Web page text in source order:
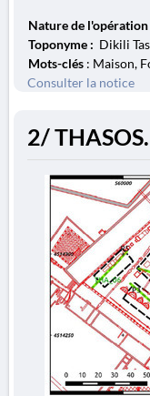
Nature de l'opération
Toponyme : Dikili
Mots-clés : Maison,
Consulter la notice
2/